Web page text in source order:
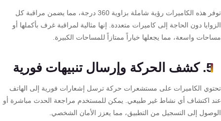
توفر هذه الكاميرات رؤية شاملة بزاوية 360 درجة، مما يضمن مراقبة كل
دون الحاجة إلى كاميرات متعددة. إنها مثالية لمراقبة غرف بأكملها أو
واسعة، مما يجعلها خياراً ممتازاً للمساحات الكبيرة.
5. كشف الحركة وإرسال تنبيهات فورية
الكاميرات على مستشعرات حركة ترسل إشعارات فورية إلى الهاتف
اكتشاف أي نشاط غير طبيعي. يمكن للمستخدم مراجعة الحدث مباشرة أو
إلى التسجيل من التطبيق، مما يعزز الأمان الشخصي.
أكسيس
كنترول